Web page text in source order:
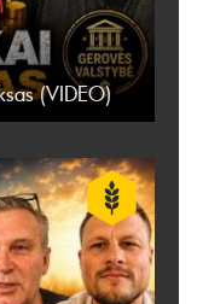
(VIDEO)